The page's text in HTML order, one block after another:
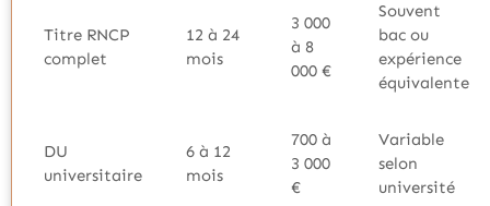
Titre RNCP
complet
12 à 24
mois
3 000
à 8
000 €
Souvent
bac ou
expérience
équivalente
DU
universitaire
6 à 12
mois
700 à
3 000
€
Variable
selon
université